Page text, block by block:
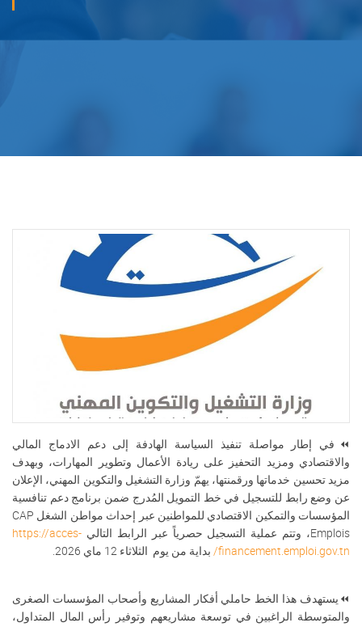
⏪في إطار مواصلة تنفيذ السياسة الهادفة إلى دعم الادماج المالي
والاقتصادي ومزيد التحفيز على ريادة الأعمال وتطوير المهارات، وبهدف
مزيد تحسين خدماتها ورقمنتها، يهمّ وزارة التشغيل والتكوين المهني، الإعلان
عن وضع رابط للتسجيل في خط التمويل المُدرج ضمن برنامج دعم تنافسية
المؤسسات والتمكين الاقتصادي للمواطنين عبر إحداث مواطن الشغل CAP
Emplois، وتتم عملية التسجيل حصرياً عبر الرابط التالي
https://acces-
financement.emploi.gov.tn/ بداية من يوم الثلاثاء 12 ماي 2026.
⏪يستهدف هذا الخط حاملي أفكار المشاريع وأصحاب المؤسسات الصغرى
والمتوسطة الراغبين في توسعة مشاريعهم وتوفير رأس المال المتداول،